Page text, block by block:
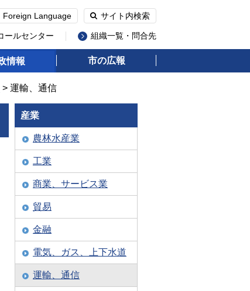
Foreign Language サイト内検索
ールセンター 組織一覧・問合先
情報 市の広報
> 運輸、通信
産業
農林水産業
工業
商業、サービス業
貿易
金融
電気、ガス、上下水道
運輸、通信